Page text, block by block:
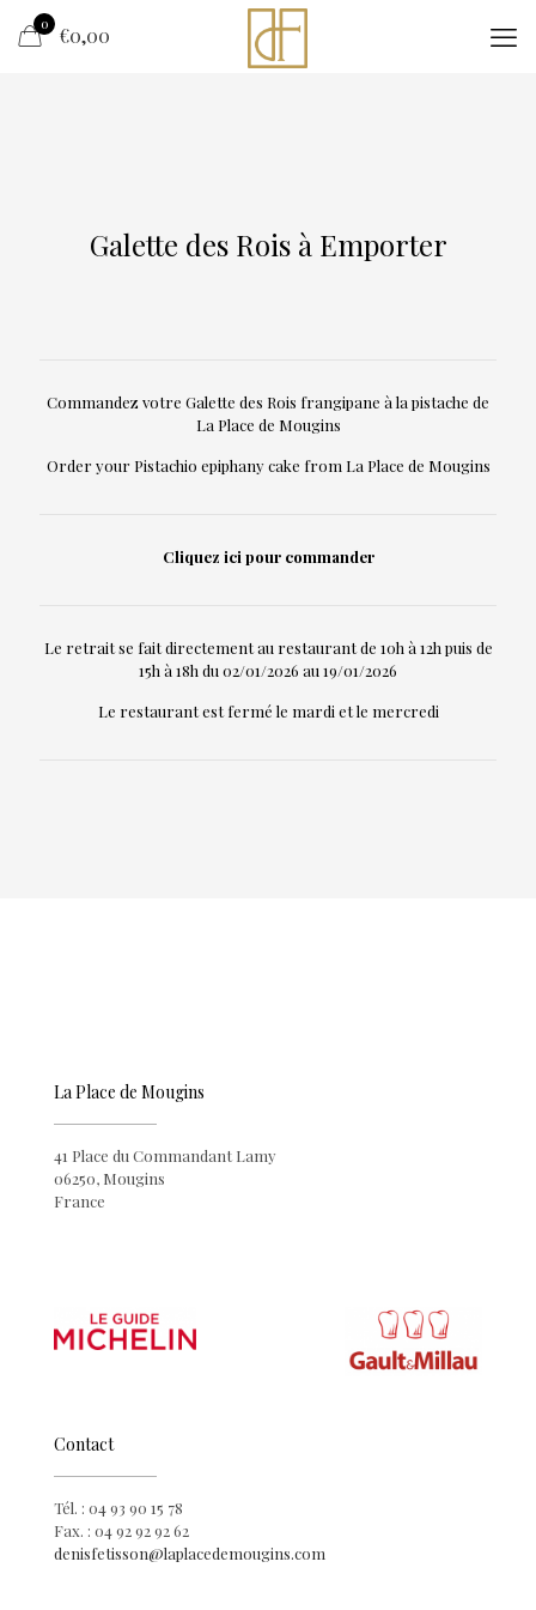
0 €0,00
Galette des Rois à Emporter
Commandez votre Galette des Rois frangipane à la pistache de
La Place de Mougins
Order your Pistachio epiphany cake from La Place de Mougins
Cliquez ici pour commander
Le retrait se fait directement au restaurant de 10h à 12h puis de
15h à 18h du 02/01/2026 au 19/01/2026
Le restaurant est fermé le mardi et le mercredi
La Place de Mougins
41 Place du Commandant Lamy
06250, Mougins
France
Contact
Tél. : 04 93 90 15 78
Fax. : 04 92 92 92 62
denisfetisson@laplacedemougins.com